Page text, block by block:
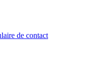
de contact